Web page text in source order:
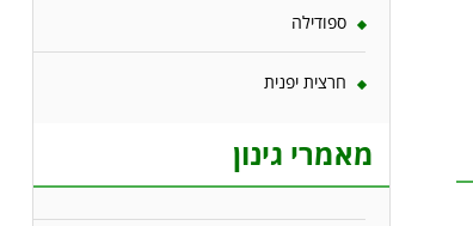
ספודילה
חרצית יפנית
מאמרי גינון